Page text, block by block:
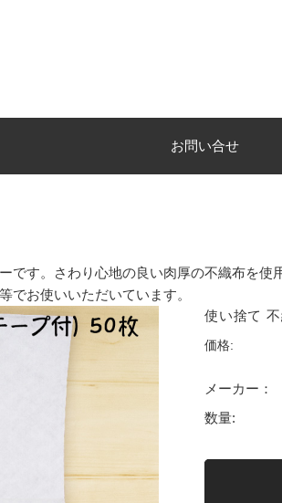
お問い合せ
です。さわり心地の良い肉厚の不織布を使
でお使いいただいています。
使い捨て
価格:
メーカー：
数量: